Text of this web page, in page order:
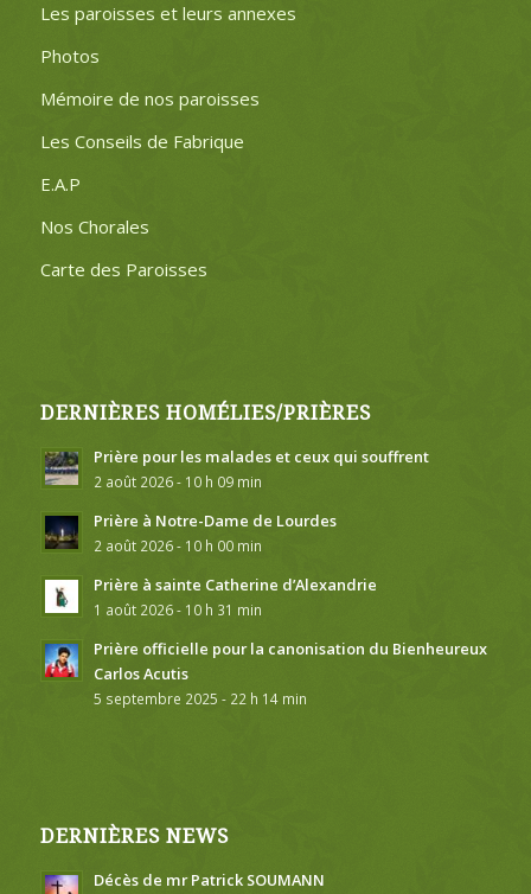
Les paroisses et leurs annexes
Photos
Mémoire de nos paroisses
Les Conseils de Fabrique
E.A.P
Nos Chorales
Carte des Paroisses
DERNIÈRES HOMÉLIES/PRIÈRES
Prière pour les malades et ceux qui souffrent
2 août 2026 - 10 h 09 min
Prière à Notre-Dame de Lourdes
2 août 2026 - 10 h 00 min
Prière à sainte Catherine d’Alexandrie
1 août 2026 - 10 h 31 min
Prière officielle pour la canonisation du Bienheureux
Carlos Acutis
5 septembre 2025 - 22 h 14 min
DERNIÈRES NEWS
Décès de mr Patrick SOUMANN